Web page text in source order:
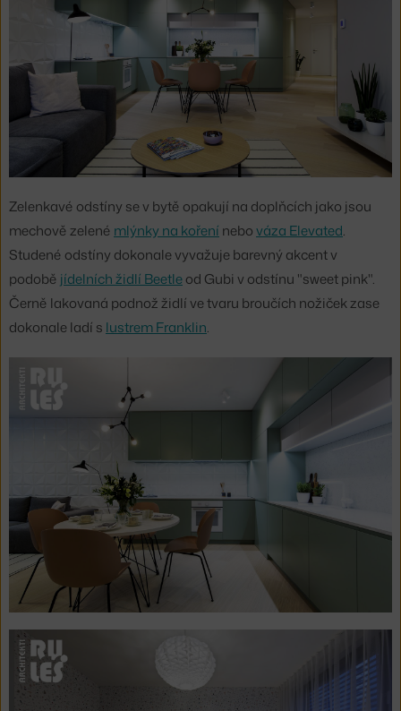
Zelenkavé odstíny se v bytě opakují na doplňcích jako jsou
mechově zelené mlýnky na koření nebováza Elevated.
Studené odstíny dokonale vyvažuje barevný akcent v
podobě jídelních židlí Beetleod Gubi v odstínu "sweet pink".
Černě lakovaná podnož židlí ve tvaru broučích nožiček zase
dokonale ladí s lustrem Franklin.